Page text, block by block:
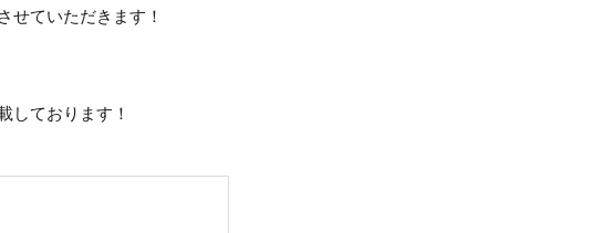
せていただきます！
しております！